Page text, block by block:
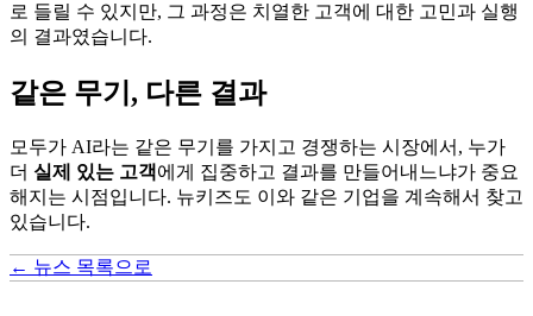
로 들릴 수 있지만, 그 과정은 치열한 고객에 대한 고민과 실행
의 결과였습니다.
같은 무기, 다른 결과
모두가 AI라는 같은 무기를 가지고 경쟁하는 시장에서, 누가
더 실제 있는 고객에게 집중하고 결과를 만들어내느냐가 중요
해지는 시점입니다. 뉴키즈도 이와 같은 기업을 계속해서 찾고
있습니다.
← 뉴스 목록으로